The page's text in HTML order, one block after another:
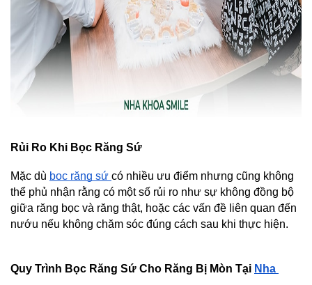
Rủi Ro Khi Bọc Răng Sứ
Mặc dù bọc răng sứ có nhiều ưu điểm nhưng cũng không
thể phủ nhận rằng có một số rủi ro như sự không đồng bộ
giữa răng bọc và răng thật, hoặc các vấn đề liên quan đến
nướu nếu không chăm sóc đúng cách sau khi thực hiện.
Quy Trình Bọc Răng Sứ Cho Răng Bị Mòn Tại Nha